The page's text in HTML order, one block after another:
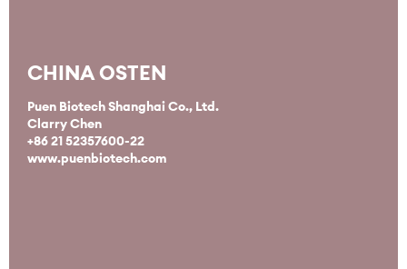
CHINA OSTEN
Puen Biotech Shanghai Co., Ltd.
Clarry Chen
+86 21 52357600-22
www.puenbiotech.com